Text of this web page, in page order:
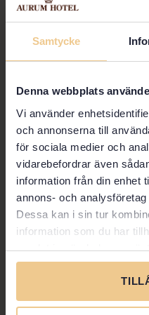
Samtycke
Denna webbplats
Vi använder
och annonserna till
för sociala medier och
vidarebefordrar även
information från din enhet
annons- och
Dessa kan i sin tur
information som du har
samlat in när du har
Whiteroom